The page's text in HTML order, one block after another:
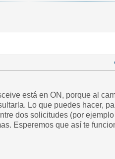
está en ON, porque al
Lo que puedes hacer,
dos solicitudes (por
Esperemos que así te